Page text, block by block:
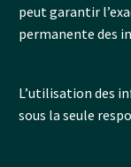
peut garantir
permanente des
L’utilisation des
sous la seule